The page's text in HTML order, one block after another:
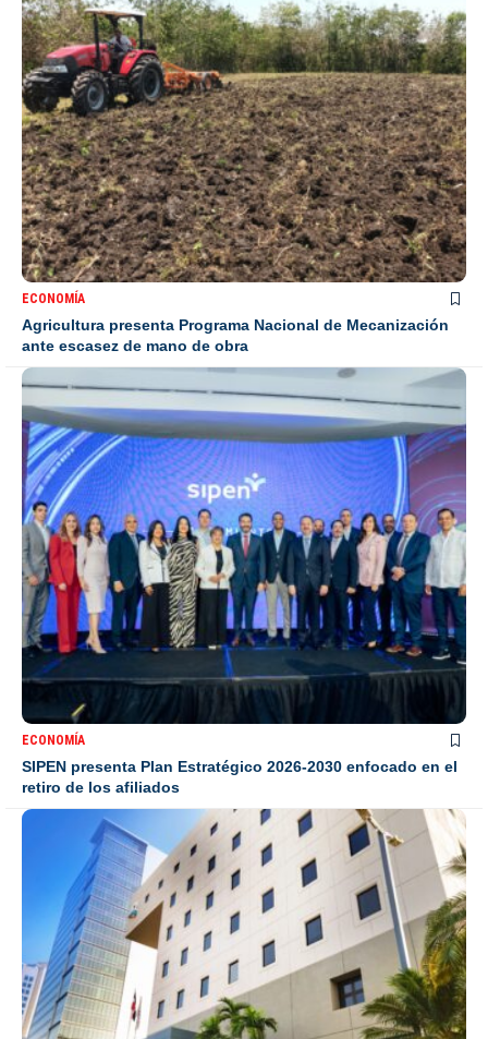
ECONOMÍA
Agricultura presenta Programa Nacional de Mecanización
ante escasez de mano de obra
ECONOMÍA
SIPEN presenta Plan Estratégico 2026-2030 enfocado en el
retiro de los afiliados